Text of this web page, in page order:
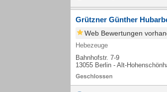
Grützner Günther
Web Bewertungen
Hebezeuge
Bahnhofstr. 7-9
13055 Berlin - Alt-